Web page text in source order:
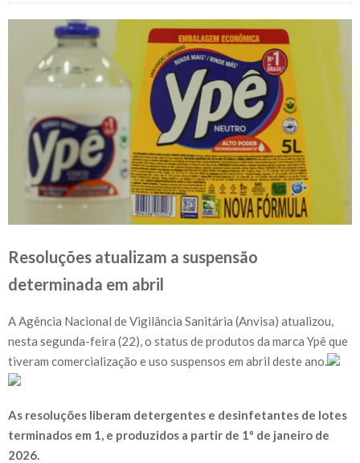
Resoluções atualizam a suspensão
determinada em abril
A Agência Nacional de Vigilância Sanitária (Anvisa) atualizou,
nesta segunda-feira (22), o status de produtos da marca Ypê que
tiveram comercialização e uso suspensos em abril deste ano.
As resoluções liberam detergentes e desinfetantes de lotes
terminados em 1, e produzidos a partir de 1º de janeiro de
2026.